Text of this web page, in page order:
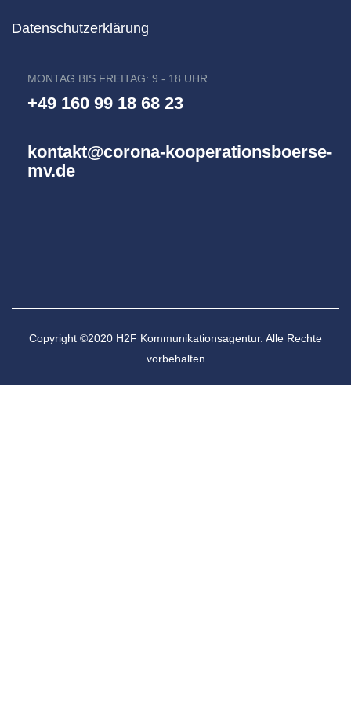
Datenschutzerklärung
MONTAG BIS FREITAG: 9 - 18 UHR
+49 160 99 18 68 23
kontakt@corona-kooperationsboerse-
mv.de
Copyright ©2020 H2F Kommunikationsagentur. Alle Rechte
vorbehalten